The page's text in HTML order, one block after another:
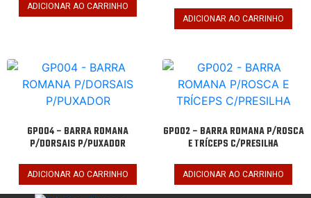
ADICIONAR AO CARRINHO
ADICIONAR AO CARRINHO
GP004 – BARRA ROMANA
P/DORSAIS P/PUXADOR
ADICIONAR AO CARRINHO
GP002 – BARRA ROMANA P/ROSCA
E TRÍCEPS C/PRESILHA
ADICIONAR AO CARRINHO